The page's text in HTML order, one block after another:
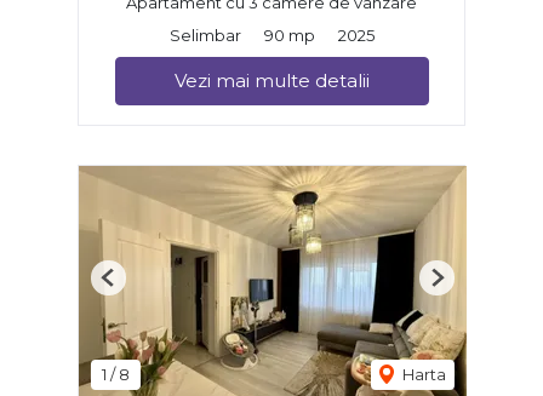
Selimbar
90 mp 2025
Vezi mai multe detalii
1 /8 Harta
Previous Next